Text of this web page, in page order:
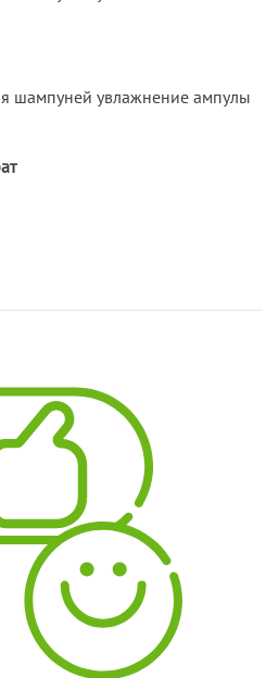
шампуней увлажнение ампулы